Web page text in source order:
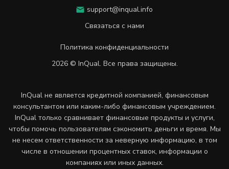
support@inqual.info
Связаться с нами
Политика конфиденциальности
2026 © InQual. Все права защищены.
InQual не является кредитной компанией, финансовым
консультантом или каким-либо финансовым учреждением.
InQual только сравнивает финансовые продукты и услуги,
чтобы помочь пользователям сэкономить деньги и время. Мы
не несем ответственности за неверную информацию, в том
числе в отношении процентных ставок, информации о
компаниях или иных данных.